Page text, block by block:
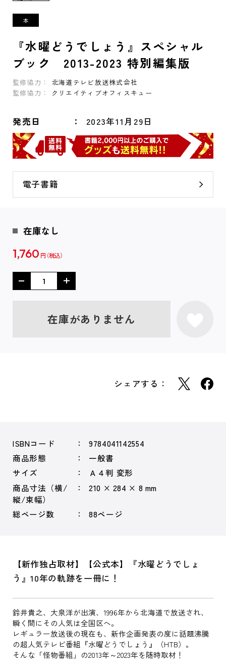
『水曜どうでしょう』スペシャル
ブック 2013-2023 特別編集版
監修協力：
北海道テレビ放送株式会社
監修協力：
クリエイティブオフィスキュー
発売日 2023年11月29日
電子書籍
在庫なし
1,760 円
在庫がありません
シェアする：
ISBNコード
9784041142554
商品形態
一般書
サイズ
Ａ４判 変形
商品寸法（横/
縦/束幅）
210 × 284 × 8 mm
総ページ数 88ページ
【新作独占取材】【公式本】『水曜どうでしょ
う』10年の軌跡を一冊に！
鈴井貴之、大泉洋が出演、1996年から北海道で放送され、
瞬く間にその人気は全国区へ。
レギュラー放送後の現在も、新作企画発表の度に話題沸騰
の超人気テレビ番組『水曜どうでしょう』（HTB）。
そんな「怪物番組」の2013年～2023年を随時取材！